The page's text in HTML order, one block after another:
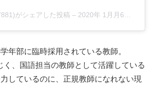
がシェアした投稿 – 2020年 1月月6日午前4時16分PST
年部に臨時採用されている教師。
く、国語担当の教師として活躍している
しているのに、正規教師になれない現